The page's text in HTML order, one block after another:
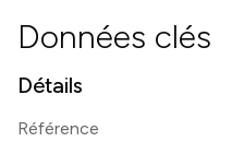
Données clés
Détails
Référence